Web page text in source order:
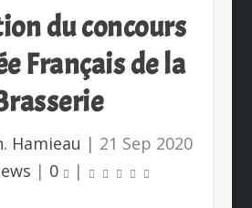
du concours
Français de la
Hamieau | 21 Sep 2020
| 0 |